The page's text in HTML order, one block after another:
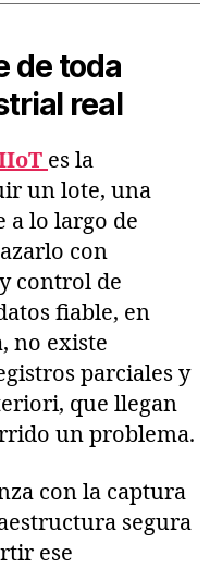
de toda
real
es la
un lote, una
a lo largo de
con
control de
fiable, en
no existe
parciales y
que llegan
un problema.
con la captura
segura
ese